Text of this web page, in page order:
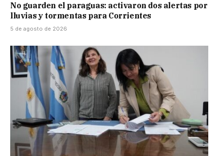
No guarden el paraguas: activaron dos alertas por
lluvias y tormentas para Corrientes
5 de agosto de 2026